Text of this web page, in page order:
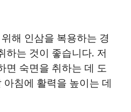
해 인삼을 복용하는 경
하는 것이 좋습니다. 저
면 숙면을 취하는 데 도
침에 활력을 높이는 데